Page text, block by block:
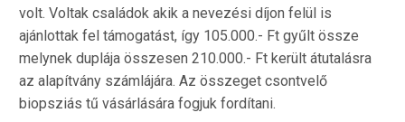
volt. Voltak családok akik a nevezési díjon felül is
ajánlottak fel támogatást, így 105.000.- Ft gyűlt össze
melynek duplája összesen 210.000.- Ft került átutalásra
az alapítvány számlájára. Az összeget csontvelő
biopsziás tű vásárlására fogjuk fordítani.